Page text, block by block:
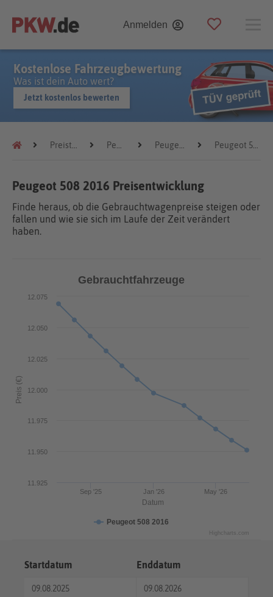
Anmelden
Kostenlose Fahrzeugbewertung
Was ist dein Auto wert?
Jetzt kostenlos bewerten
Preistrends Peugeot Peugeot 508 Peugeot 508 2016
Peugeot 508 2016 Preisentwicklung
Finde heraus, ob die Gebrauchtwagenpreise steigen oder
fallen und wie sie sich im Laufe der Zeit verändert
haben.
Datum
Preis (€)
Gebrauchtfahrzeuge
Peugeot 508 2016
Jan '26
Sep '25 May '26
11.925
11.950
11.975
12.000
12.025
12.050
12.075
Highcharts.com
Startdatum Enddatum